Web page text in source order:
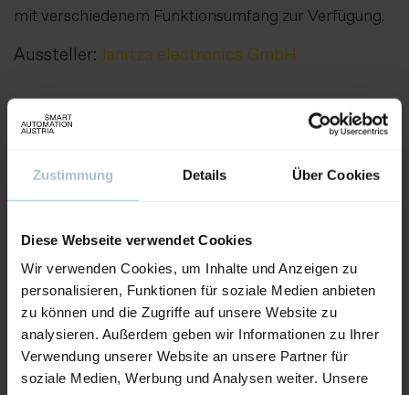
Zustimmung Details Über Cookies
Diese Webseite verwendet Cookies
Wir verwenden Cookies, um Inhalte und Anzeigen zu
personalisieren, Funktionen für soziale Medien anbieten
zu können und die Zugriffe auf unsere Website zu
analysieren. Außerdem geben wir Informationen zu Ihrer
Verwendung unserer Website an unsere Partner für
soziale Medien, Werbung und Analysen weiter. Unsere
mit verschiedenem Funktionsumfang zur Verfügung.
Aussteller: Janitza electronics GmbH
Weitere Produkte von diesem Aussteller